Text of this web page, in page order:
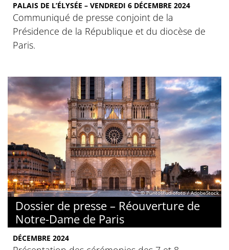
PALAIS DE L’ÉLYSÉE – VENDREDI 6 DÉCEMBRE 2024
Communiqué de presse conjoint de la
Présidence de la République et du diocèse de
Paris.
© Puntostudiofoto / AdobeStock
Dossier de presse – Réouverture de
Notre-Dame de Paris
DÉCEMBRE 2024